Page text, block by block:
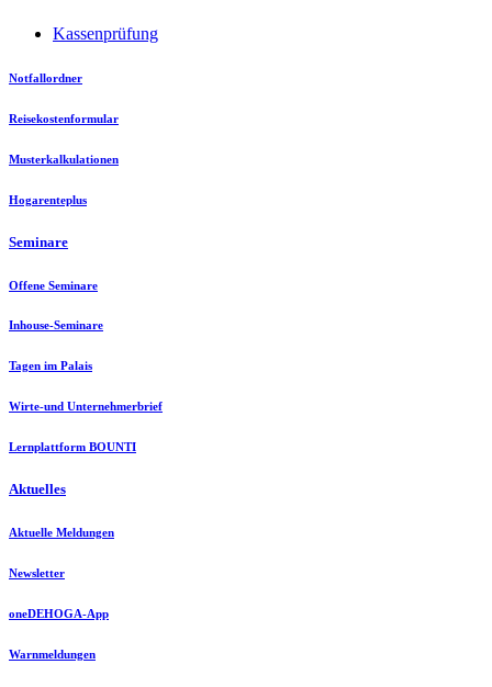
Kassenprüfung
Notfallordner
Reisekostenformular
Musterkalkulationen
Hogarenteplus
Seminare
Offene Seminare
Inhouse-Seminare
Tagen im Palais
Wirte-und Unternehmerbrief
Lernplattform BOUNTI
Aktuelles
Aktuelle Meldungen
Newsletter
oneDEHOGA-App
Warnmeldungen